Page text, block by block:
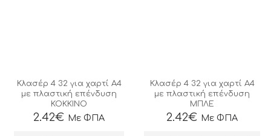
Κλασέρ 4 32 για χαρτί Α4
με πλαστική επένδυση
ΚΟΚΚΙΝΟ
2.42€ Με ΦΠΑ
Κλασέρ 4 32 για χαρτί Α4
με πλαστική επένδυση
ΜΠΛΕ
2.42€ Με ΦΠΑ